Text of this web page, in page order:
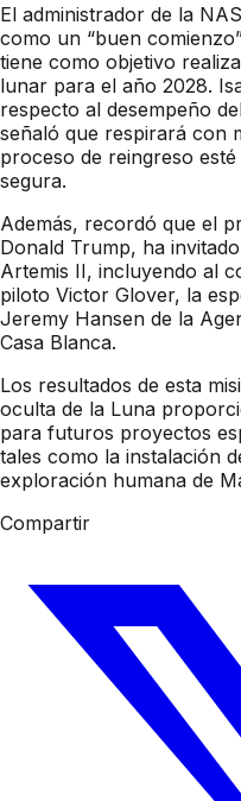
El administrador de la
como un “buen
tiene como objetivo
lunar para el año 2028.
respecto al desempeño
señaló que respirará con
proceso de reingreso
segura.
Además, recordó que el
Donald Trump, ha
Artemis II, incluyendo al
piloto Victor Glover, la
Jeremy Hansen de la
Casa Blanca.
Los resultados de esta
oculta de la Luna
para futuros proyectos
tales como la instalación
exploración humana de
Compartir